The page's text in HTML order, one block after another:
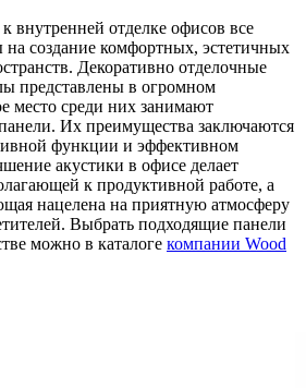
внутренней отделке офисов все
создание комфортных, эстетичных
Декоративно отделочные
представлены в огромном
место среди них занимают
Их преимущества заключаются
функции и эффективном
акустики в офисе делает
к продуктивной работе, а
нацелена на приятную атмосферу
Выбрать подходящие панели
можно в каталоге компании Wood